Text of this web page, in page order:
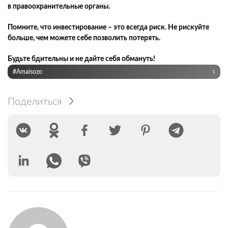
в правоохранительные органы.
Помните, что инвестирование – это всегда риск. Не рискуйте
больше, чем можете себе позволить потерять.
Будьте бдительны и не дайте себя обмануть!
#Amaisozo 1
Поделиться